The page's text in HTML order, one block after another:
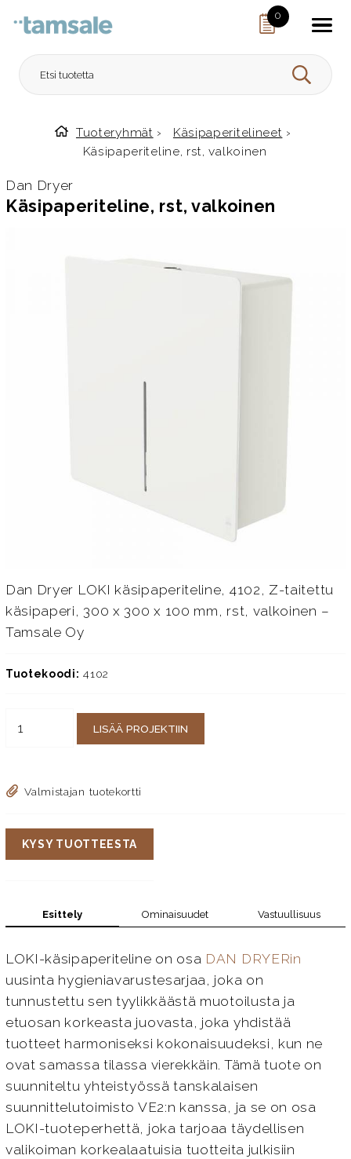
0
HAE
Etusivulle
Tuoteryhmät › Käsipaperitelineet ›
Käsipaperiteline, rst, valkoinen
Dan Dryer
Käsipaperiteline, rst, valkoinen
Dan Dryer LOKI käsipaperiteline, 4102, Z-taitettu
käsipaperi, 300 x 300 x 100 mm, rst, valkoinen –
Tamsale Oy
Tuotekoodi: 4102
LISÄÄ PROJEKTIIN
Valmistajan tuotekortti
KYSY TUOTTEESTA
Esittely Ominaisuudet Vastuullisuus
LOKI-käsipaperiteline on osa DAN DRYERin
uusinta hygieniavarustesarjaa, joka on
tunnustettu sen tyylikkäästä muotoilusta ja
etuosan korkeasta juovasta, joka yhdistää
tuotteet harmoniseksi kokonaisuudeksi, kun ne
ovat samassa tilassa vierekkäin. Tämä tuote on
suunniteltu yhteistyössä tanskalaisen
suunnittelutoimisto VE2:n kanssa, ja se on osa
LOKI-tuoteperhettä, joka tarjoaa täydellisen
valikoiman korkealaatuisia tuotteita julkisiin